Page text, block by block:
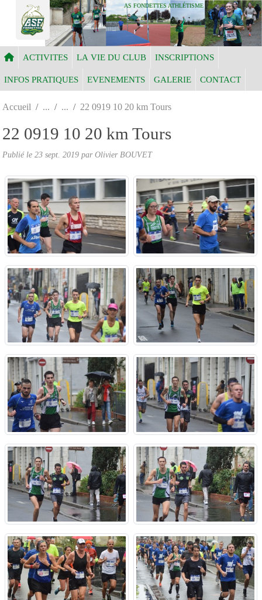
AS FONDETTES ATHLÉTISME
ACTIVITES LA VIE DU CLUB INSCRIPTIONS
INFOS PRATIQUES EVENEMENTS GALERIE CONTACT
Accueil 22 0919 10 20 km Tours
22 0919 10 20 km Tours
Publié le 23 sept. 2019 par Olivier BOUVET
Panneau de gestion des cookies